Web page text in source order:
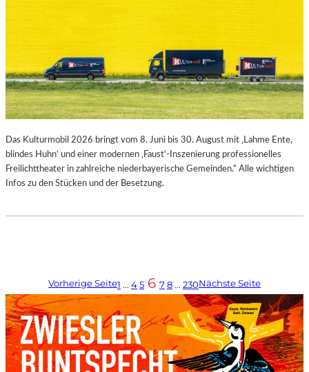
Das Kulturmobil 2026 bringt vom 8. Juni bis 30. August mit ‚Lahme Ente,
blindes Huhn‘ und einer modernen ‚Faust‘-Inszenierung professionelles
Freilichttheater in zahlreiche niederbayerische Gemeinden.“ Alle wichtigen
Infos zu den Stücken und der Besetzung.
Vorherige Seite1 … 45 6 78 … 230Nächste Seite